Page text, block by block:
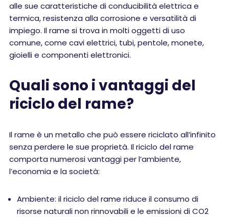
alle sue caratteristiche di conducibilità elettrica e
termica, resistenza alla corrosione e versatilità di
impiego. Il rame si trova in molti oggetti di uso
comune, come cavi elettrici, tubi, pentole, monete,
gioielli e componenti elettronici.
Quali sono i vantaggi del
riciclo del rame?
Il rame è un metallo che può essere riciclato all’infinito
senza perdere le sue proprietà. Il riciclo del rame
comporta numerosi vantaggi per l’ambiente,
l’economia e la società:
Ambiente: il riciclo del rame riduce il consumo di
risorse naturali non rinnovabili e le emissioni di CO2